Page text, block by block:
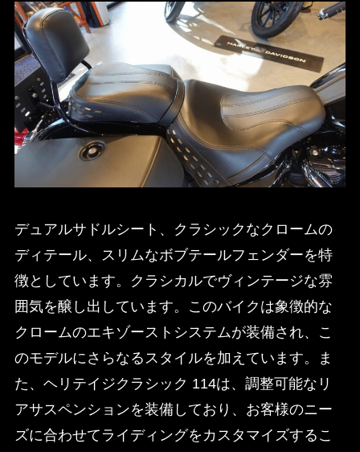
デュアルサドルシート、クラシックなクロームの
ディテール、スリムなボブテールフェンダーを特
徴としています。クラシカルでヴィンテージな雰
囲気を醸し出しています。このバイクは象徴的な
クロームのエキゾーストシステムが装備され、こ
のモデルにさらなるスタイルを加えています。ま
た、ヘリテイジクラシック 114は、調整可能なリ
アサスペンションを装備しており、お客様のニー
ズに合わせてライディングをカスタマイズするこ